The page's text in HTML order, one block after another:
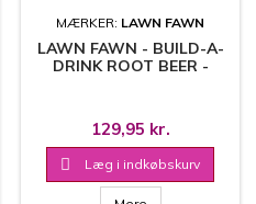
MÆRKER: LAWN FAWN
LAWN FAWN - BUILD-A-
DRINK ROOT BEER -
129,95 kr.
 Læg i indkøbskurv